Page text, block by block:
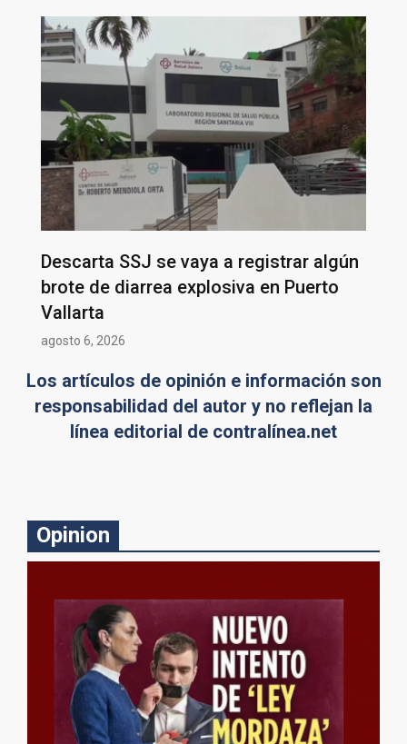
Descarta SSJ se vaya a registrar algún
brote de diarrea explosiva en Puerto
Vallarta
agosto 6, 2026
Los artículos de opinión e información son
responsabilidad del autor y no reflejan la
línea editorial de contralínea.net
Opinion